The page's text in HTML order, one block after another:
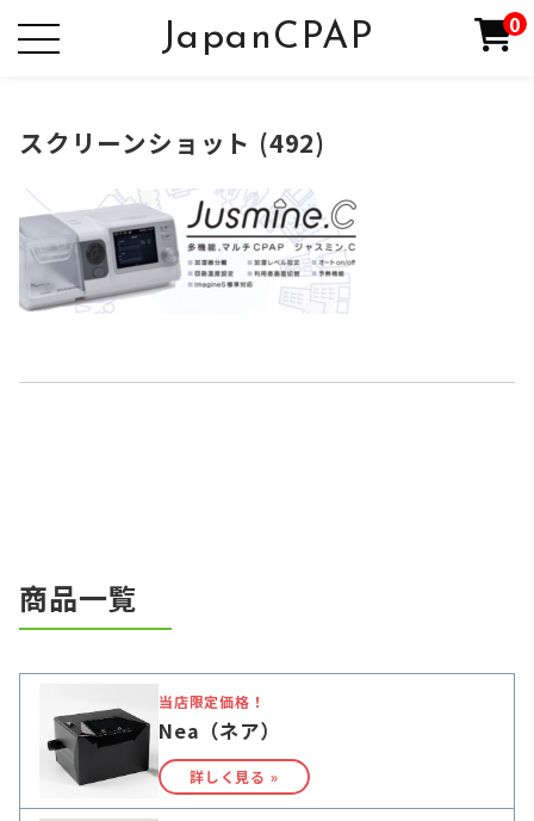
JapanCPAP 0
スクリーンショット (492)
商品一覧
当店限定価格！
Nea（ネア）
詳しく見る »